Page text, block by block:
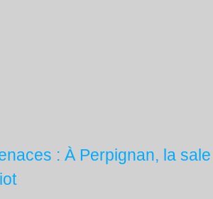
: À Perpignan, la sale